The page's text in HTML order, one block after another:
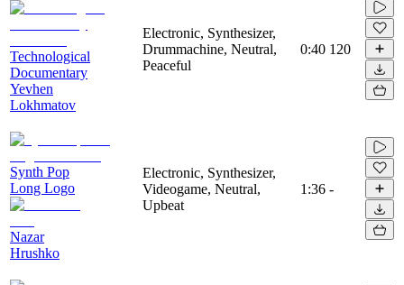
Technological
Documentary
Yevhen
Lokhmatov
Electronic, Synthesizer,
Drummachine, Neutral,
Peaceful
0:40 120
Synth Pop
Long Logo
Nazar
Hrushko
Electronic, Synthesizer,
Videogame, Neutral,
Upbeat
1:36 -